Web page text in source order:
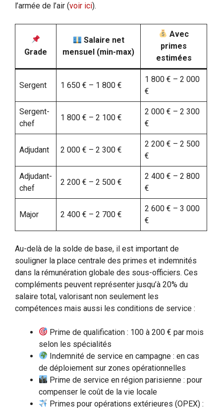
l’armée de l’air (voir ici).
Grade
Salaire net
mensuel (min-max)
Avec
primes
estimées
Sergent 1 650 € – 1 800 €
1 800 € – 2 000
€
Sergent-
chef
1 800 € – 2 100 €
2 000 € – 2 300
€
Adjudant 2 000 € – 2 300 €
2 200 € – 2 500
€
Adjudant-
chef
2 200 € – 2 500 €
2 400 € – 2 800
€
Major 2 400 € – 2 700 €
2 600 € – 3 000
€
Au-delà de la solde de base, il est important de
souligner la place centrale des primes et indemnités
dans la rémunération globale des sous-officiers. Ces
compléments peuvent représenter jusqu’à 20% du
salaire total, valorisant non seulement les
compétences mais aussi les conditions de service :
Prime de qualification : 100 à 200 € par mois
selon les spécialités
Indemnité de service en campagne : en cas
de déploiement sur zones opérationnelles
Prime de service en région parisienne : pour
compenser le coût de la vie locale
Primes pour opérations extérieures (OPEX) :